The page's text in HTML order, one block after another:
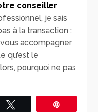
conseiller
je sais
à la transaction :
accompagner
qu’est le
pourquoi ne pas